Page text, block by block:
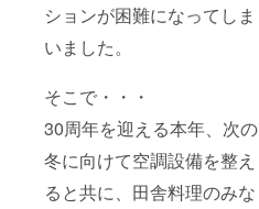
ションが困難になってしま
いました。
そこで・・・
30周年を迎える本年、次の
冬に向けて空調設備を整え
ると共に、田舎料理のみな